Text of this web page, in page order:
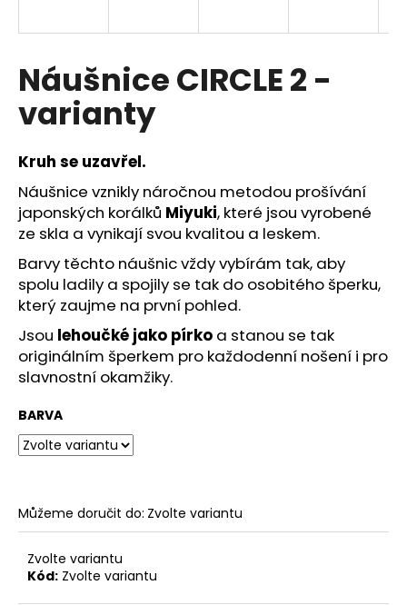
Náušnice CIRCLE 2 -
varianty
Kruh se uzavřel.
Náušnice vznikly náročnou metodou prošívání
japonských korálků Miyuki, které jsou vyrobené
ze skla a vynikají svou kvalitou a leskem.
Barvy těchto náušnic vždy vybírám tak, aby
spolu ladily a spojily se tak do osobitého šperku,
který zaujme na první pohled.
Jsou lehoučké jako pírko a stanou se tak
originálním šperkem pro každodenní nošení i pro
slavnostní okamžiky.
BARVA
Můžeme doručit do: Zvolte variantu
Zvolte variantu
Kód: Zvolte variantu
í
t
?
HLEDAT
D
o
p
o
r
u
č
u
j
e
ŘETÍZEK
NA